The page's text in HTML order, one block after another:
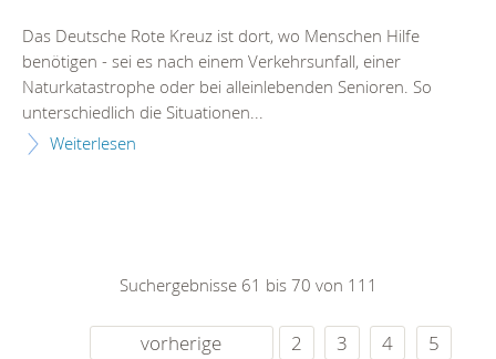
Das Deutsche Rote Kreuz ist dort, wo Menschen Hilfe
benötigen - sei es nach einem Verkehrsunfall, einer
Naturkatastrophe oder bei alleinlebenden Senioren. So
unterschiedlich die Situationen...
Weiterlesen
Suchergebnisse 61 bis 70 von 111
vorherige 2 3 4
5